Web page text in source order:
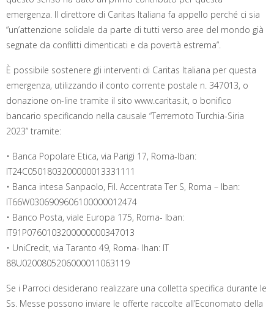
emergenza. Il direttore di Caritas Italiana fa appello perché ci sia
“un’attenzione solidale da parte di tutti verso aree del mondo già
segnate da conflitti dimenticati e da povertà estrema”.
È possibile sostenere gli interventi di Caritas Italiana per questa
emergenza, utilizzando il conto corrente postale n. 347013, o
donazione on-line tramite il sito www.caritas.it, o bonifico
bancario specificando nella causale “Terremoto Turchia-Siria
2023” tramite:
• Banca Popolare Etica, via Parigi 17, Roma-lban:
IT24C0501803200000013331111
• Banca intesa Sanpaolo, Fil. Accentrata Ter S, Roma – lban:
IT66W0306909606100000012474
• Banco Posta, viale Europa 175, Roma- lban:
IT91P0760103200000000347013
• UniCredit, via Taranto 49, Roma- Ihan: IT
88U0200805206000011063119
Se i Parroci desiderano realizzare una colletta specifica durante le
Ss. Messe possono inviare le offerte raccolte all’Economato della